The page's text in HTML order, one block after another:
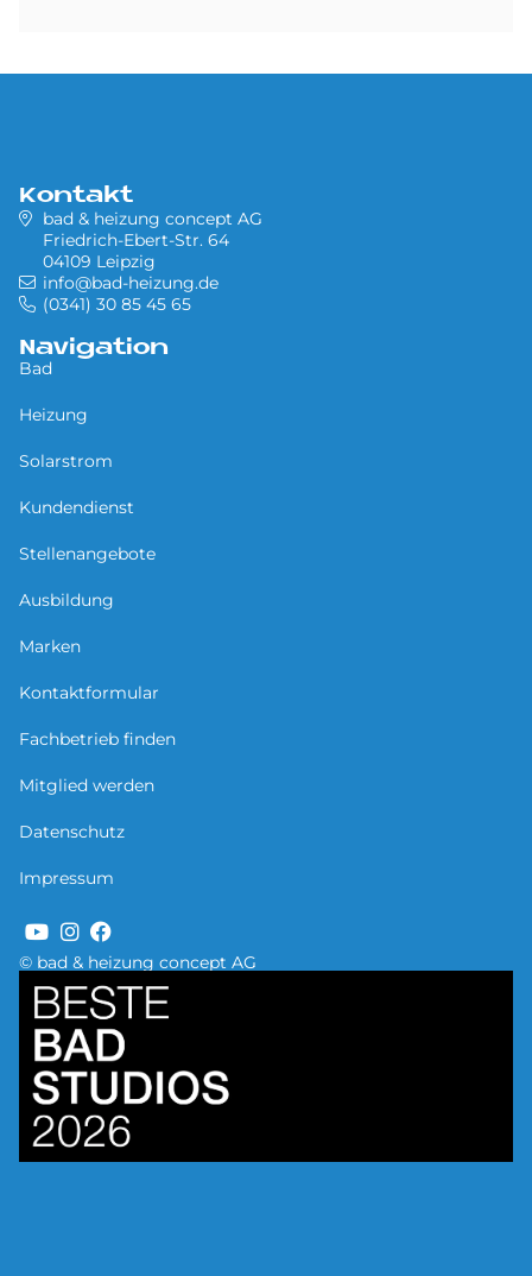
© bad & heizung concept AG
Kontakt
bad & heizung concept AG
Friedrich-Ebert-Str. 64
04109 Leipzig
info@bad-heizung.de
(0341) 30 85 45 65
Navigation
Bad
Heizung
Solarstrom
Kundendienst
Stellenangebote
Ausbildung
Marken
Kontaktformular
Fachbetrieb finden
Mitglied werden
Datenschutz
Impressum